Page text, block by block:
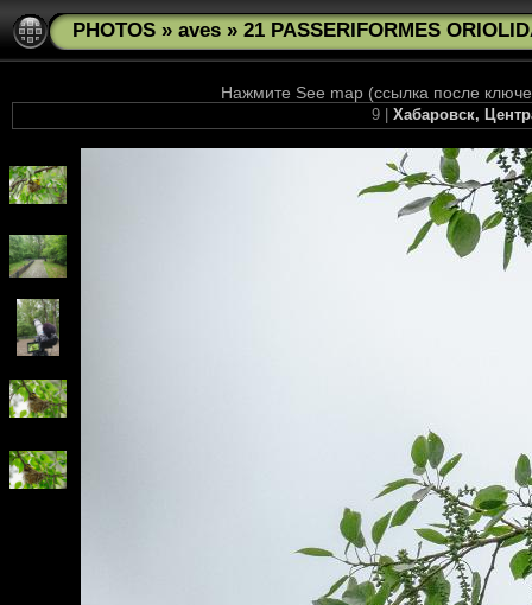
PHOTOS » aves » 21 PASSERIFORMES
Нажмите See map (ссылка после
9 | Хабаровск,